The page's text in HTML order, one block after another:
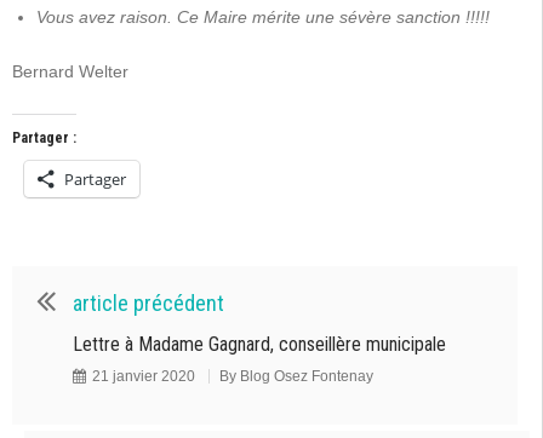
Vous avez raison. Ce Maire mérite une sévère sanction !!!!!
Bernard Welter
Partager :
Partager
article précédent
Lettre à Madame Gagnard, conseillère municipale
21 janvier 2020 By Blog Osez Fontenay